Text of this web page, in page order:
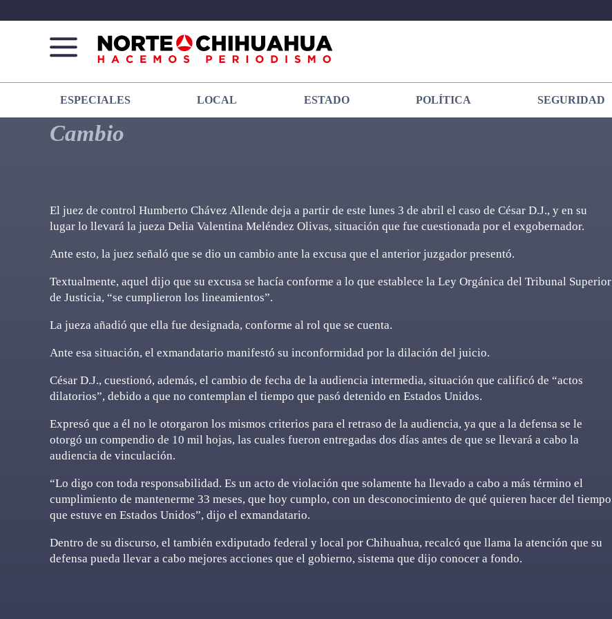
Norte
De
Chihuahua
Más
que
noticias,
hacemos periodismo
ESPECIALES LOCAL ESTADO POLÍTICA SEGURIDAD
Cambio
El juez de control Humberto Chávez Allende deja a partir de este lunes 3 de abril el caso de César D.J., y en su
lugar lo llevará la jueza Delia Valentina Meléndez Olivas, situación que fue cuestionada por el exgobernador.
Ante esto, la juez señaló que se dio un cambio ante la excusa que el anterior juzgador presentó.
Textualmente, aquel dijo que su excusa se hacía conforme a lo que establece la Ley Orgánica del Tribunal Superior
de Justicia, “se cumplieron los lineamientos”.
La jueza añadió que ella fue designada, conforme al rol que se cuenta.
Ante esa situación, el exmandatario manifestó su inconformidad por la dilación del juicio.
César D.J., cuestionó, además, el cambio de fecha de la audiencia intermedia, situación que calificó de “actos
dilatorios”, debido a que no contemplan el tiempo que pasó detenido en Estados Unidos.
Expresó que a él no le otorgaron los mismos criterios para el retraso de la audiencia, ya que a la defensa se le
otorgó un compendio de 10 mil hojas, las cuales fueron entregadas dos días antes de que se llevará a cabo la
audiencia de vinculación.
“Lo digo con toda responsabilidad. Es un acto de violación que solamente ha llevado a cabo a más término el
cumplimiento de mantenerme 33 meses, que hoy cumplo, con un desconocimiento de qué quieren hacer del tiempo
que estuve en Estados Unidos”, dijo el exmandatario.
Dentro de su discurso, el también exdiputado federal y local por Chihuahua, recalcó que llama la atención que su
defensa pueda llevar a cabo mejores acciones que el gobierno, sistema que dijo conocer a fondo.